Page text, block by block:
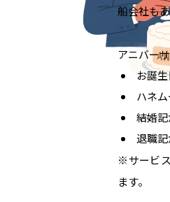
船会社も
アニバー
お誕
ハネ
結婚記
退職
※サービ
ます。